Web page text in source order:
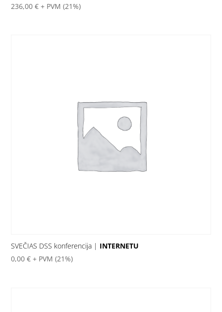
236,00€ + PVM (21%)
SVEČIAS DSS konferencija | INTERNETU
0,00€ + PVM (21%)